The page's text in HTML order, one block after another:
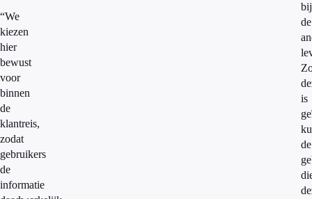
“We
kiezen
hier
bewust
voor
binnen
de
klantreis,
zodat
gebruikers
de
informatie
bij
de
is
de